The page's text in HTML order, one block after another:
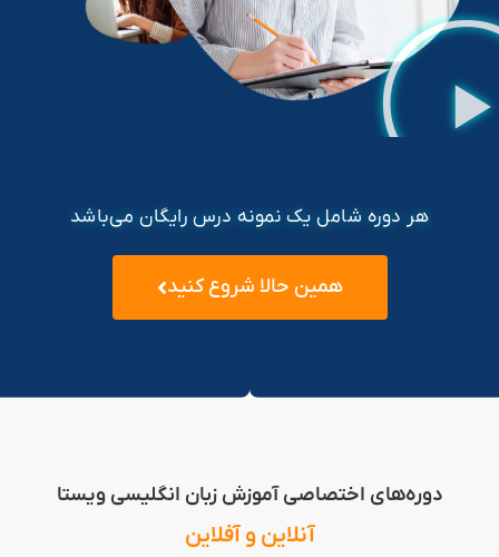
هر دوره شامل یک نمونه درس رایگان می‌باشد
همین حالا شروع کنید
دوره‌های اختصاصی آموزش زبان انگلیسی ویستا
آنلاین و آفلاین